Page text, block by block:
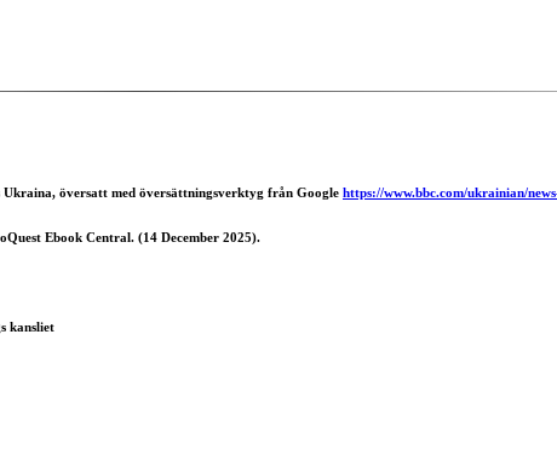
Ukraina, översatt med översättningsverktyg från Google https://www.bbc.com/ukrainian/
Ebook Central. (14 December 2025).
kansliet